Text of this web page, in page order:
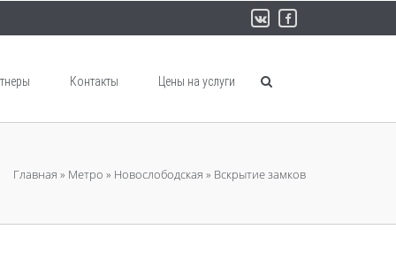
Контакты Цены на услуги
Главная » Метро » Новослободская » Вскрытие замков